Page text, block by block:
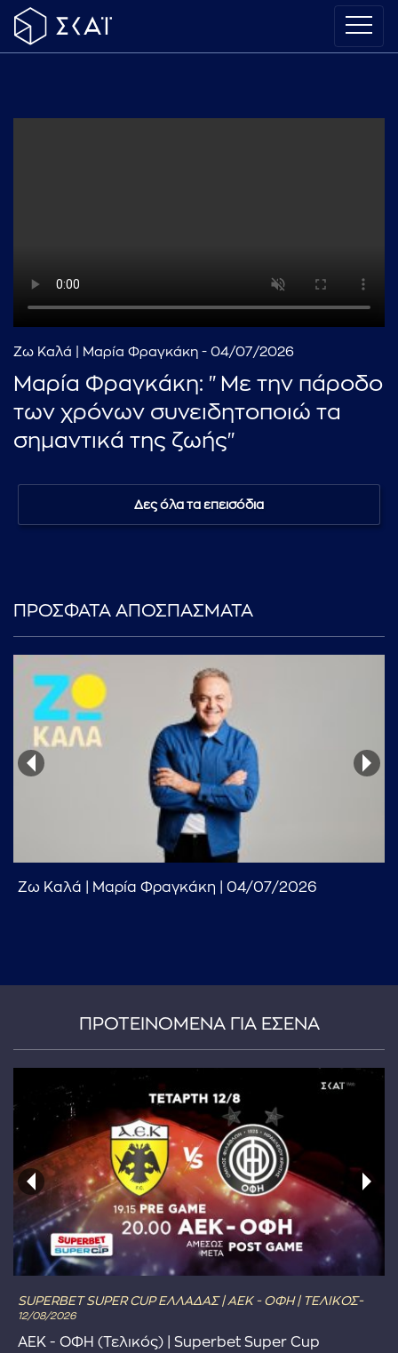
Ζω Καλά | Μαρία Φραγκάκη - 04/07/2026
Μαρία Φραγκάκη: "Με την πάροδο
των χρόνων συνειδητοποιώ τα
σημαντικά της ζωής"
Δες όλα τα επεισόδια
ΠΡΟΣΦΑΤΑ ΑΠΟΣΠΑΣΜΑΤΑ
Ζω Καλά | Μαρία Φραγκάκη | 04/07/2026
ΠΡΟΤΕΙΝΟΜΕΝΑ ΓΙΑ ΕΣΕΝΑ
SUPERBET SUPER CUP ΕΛΛΑΔΑΣ | ΑΕΚ - ΟΦΗ | ΤΕΛΙΚΟΣ-
12/08/2026
ΑΕΚ - ΟΦΗ (Τελικός) | Superbet Super Cup